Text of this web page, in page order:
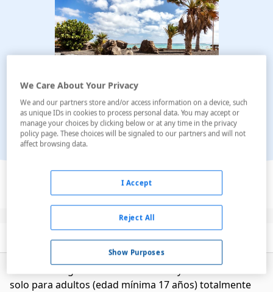
Descripción Servicios Habitaciones
solo para adultos (edad mínima 17 años) totalmente
We Care About Your Privacy
We and our partners store and/or access information on a device, such
as unique IDs in cookies to process personal data. You may accept or
manage your choices by clicking below or at any time in the privacy
policy page. These choices will be signaled to our partners and will not
affect browsing data.
Show Purposes
Reject All
I Accept